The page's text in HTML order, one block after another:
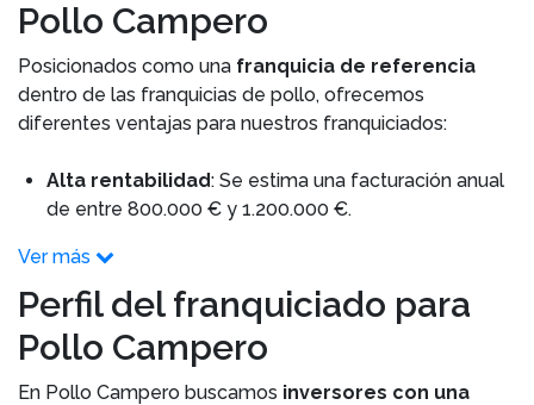
Pollo Campero
Posicionados como una franquicia de referencia
dentro de las franquicias de pollo, ofrecemos
diferentes ventajas para nuestros franquiciados:
Alta rentabilidad: Se estima una facturación anual
de entre 800.000 € y 1.200.000 €.
Ver más
Perfil del franquiciado para
Pollo Campero
En Pollo Campero buscamos inversores con una